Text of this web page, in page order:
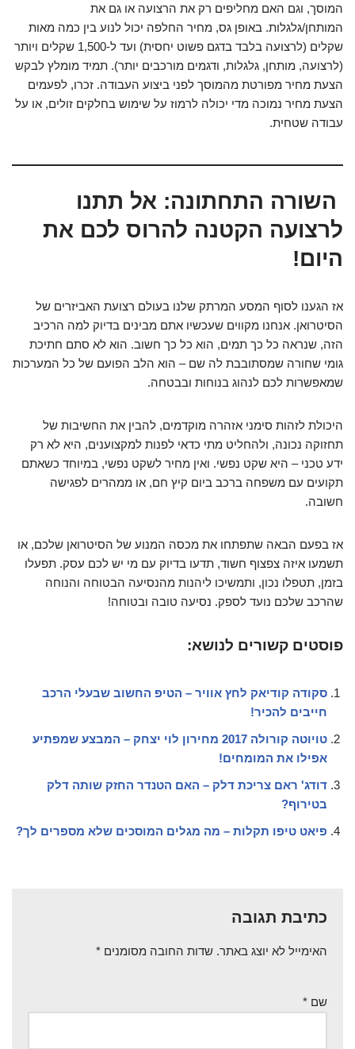
המוסך, וגם האם מחליפים רק את הרצועה או גם את
המותחן/גלגלות. באופן גס, מחיר החלפה יכול לנוע בין כמה מאות
שקלים (לרצועה בלבד בדגם פשוט יחסית) ועד ל-1,500 שקלים ויותר
(לרצועה, מותחן, גלגלות, ודגמים מורכבים יותר). תמיד מומלץ לבקש
הצעת מחיר מפורטת מהמוסך לפני ביצוע העבודה. זכרו, לפעמים
הצעת מחיר נמוכה מדי יכולה לרמוז על שימוש בחלקים זולים, או על
עבודה שטחית.
השורה התחתונה: אל תתנו
לרצועה הקטנה להרוס לכם את
היום!
אז הגענו לסוף המסע המרתק שלנו בעולם רצועת האביזרים של
הסיטרואן. אנחנו מקווים שעכשיו אתם מבינים בדיוק למה הרכיב
הזה, שנראה כל כך תמים, הוא כל כך חשוב. הוא לא סתם חתיכת
גומי שחורה שמסתובבת לה שם – הוא הלב הפועם של כל המערכות
שמאפשרות לכם לנהוג בנוחות ובבטחה.
היכולת לזהות סימני אזהרה מוקדמים, להבין את החשיבות של
תחזוקה נכונה, ולהחליט מתי כדאי לפנות למקצוענים, היא לא רק
ידע טכני – היא שקט נפשי. ואין מחיר לשקט נפשי, במיוחד כשאתם
תקועים עם משפחה ברכב ביום קיץ חם, או ממהרים לפגישה
חשובה.
אז בפעם הבאה שתפתחו את מכסה המנוע של הסיטרואן שלכם, או
תשמעו איזה צפצוף חשוד, תדעו בדיוק עם מי יש לכם עסק. תפעלו
בזמן, תטפלו נכון, ותמשיכו ליהנות מהנסיעה הבטוחה והנוחה
שהרכב שלכם נועד לספק. נסיעה טובה ובטוחה!
פוסטים קשורים לנושא:
סקודה קודיאק לחץ אוויר – הטיפ החשוב שבעלי הרכב
חייבים להכיר!
טויוטה קורולה 2017 מחירון לוי יצחק – המבצע שמפתיע
אפילו את המומחים!
דודג' ראם צריכת דלק – האם הטנדר החזק שותה דלק
בטירוף?
פיאט טיפו תקלות – מה מגלים המוסכים שלא מספרים לך?
כתיבת תגובה
האימייל לא יוצג באתר. שדות החובה מסומנים *
שם *